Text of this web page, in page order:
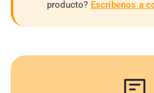
producto? Escríbenos a